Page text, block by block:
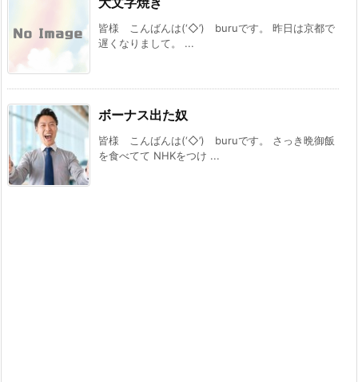
皆様 こんばんは(‘◇’)ゞburuです。 昨日は京都で
遅くなりまして。 ...
ボーナス出た奴
皆様 こんばんは(‘◇’)ゞburuです。 さっき晩御飯
を食べてて NHKをつけ ...